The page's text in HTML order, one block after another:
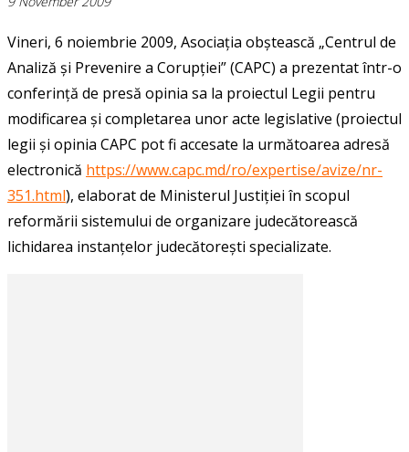
Vineri, 6 noiembrie 2009, Asociația obștească „Centrul de
Analiză și Prevenire a Corupției” (CAPC) a prezentat într-o
conferință de presă opinia sa la proiectul Legii pentru
modificarea și completarea unor acte legislative (proiectul
legii și opinia CAPC pot fi accesate la următoarea adresă
electronică https://www.capc.md/ro/expertise/avize/nr-
351.html), elaborat de Ministerul Justiției în scopul
reformării sistemului de organizare judecătorească
lichidarea instanțelor judecătorești specializate.